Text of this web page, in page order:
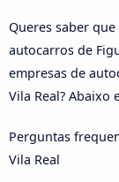
Queres saber
autocarros de
empresas de
Vila Real? Abaixo
Perguntas
Vila Real